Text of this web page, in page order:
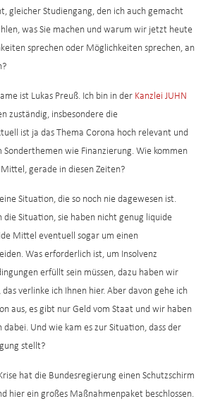
gleicher Studiengang, den ich auch gemacht
was Sie machen und warum wir jetzt heute
sprechen oder Möglichkeiten sprechen, an
ist Lukas Preuß. Ich bin in der Kanzlei JUHN
zuständig, insbesondere die
ist ja das Thema Corona hoch relevant und
wie Finanzierung. Wie kommen
gerade in diesen Zeiten?
Situation, die so noch nie dagewesen ist.
Situation, sie haben nicht genug liquide
Mittel eventuell sogar um einen
Was erforderlich ist, um Insolvenz
erfüllt sein müssen, dazu haben wir
verlinke ich Ihnen hier. Aber davon gehe ich
aus, es gibt nur Geld vom Staat und wir haben
Und wie kam es zur Situation, dass der
stellt?
hat die Bundesregierung einen Schutzschirm
hier ein großes Maßnahmenpaket beschlossen.